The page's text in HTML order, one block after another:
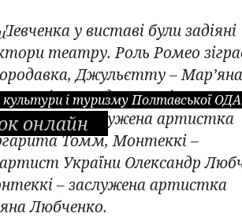
і туризму Полтавської ОДА
онлайн
у виставі були задіяні
театру. Роль Ромео
Джульєтту –
– Володимир Філатов,
– заслужена артистка
Томм, Монтеккі –
України Олександр
– заслужена артистка
Любченко.